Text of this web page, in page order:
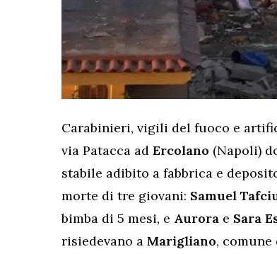
Carabinieri, vigili del fuoco e
via Patacca ad Ercolano (Napoli)
stabile adibito a fabbrica e
morte di tre giovani: Samuel
bimba di 5 mesi, e Aurora e Sara
risiedevano a Marigliano,